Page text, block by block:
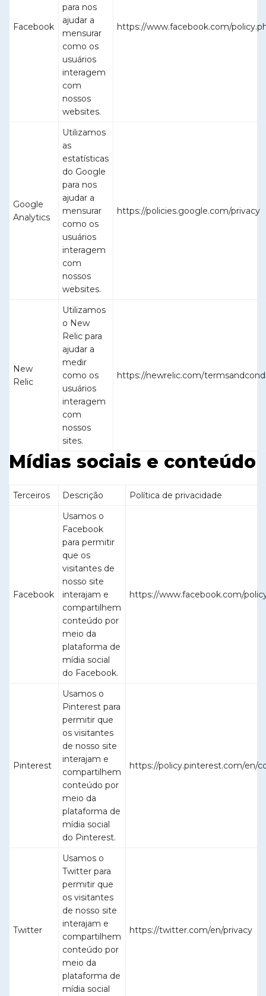
Facebook
para nos
ajudar a
mensurar
como os
usuários
interagem
com
nossos
websites.
https://www.facebook.com/
Google
Analytics
Utilizamos
as
estatísticas
do Google
para nos
ajudar a
mensurar
como os
usuários
interagem
com
nossos
websites.
https://policies.google.com/privacy
New
Relic
Utilizamos
o New
Relic para
ajudar a
medir
como os
usuários
interagem
com
nossos
sites.
https://newrelic.com/
Mídias sociais e conteúdo
Terceiros Descrição Política de privacidade
Facebook
Usamos o
Facebook
para permitir
que os
visitantes de
nosso site
interajam e
compartilhem
conteúdo por
meio da
plataforma de
mídia social
do Facebook.
https://www.facebook.com/
Pinterest
Usamos o
Pinterest para
permitir que
os visitantes
de nosso site
interajam e
compartilhem
conteúdo por
meio da
plataforma de
mídia social
do Pinterest.
https://policy.pinterest.com/en/
Twitter
Usamos o
Twitter para
permitir que
os visitantes
de nosso site
interajam e
compartilhem
conteúdo por
meio da
plataforma de
mídia social
https://twitter.com/en/privacy